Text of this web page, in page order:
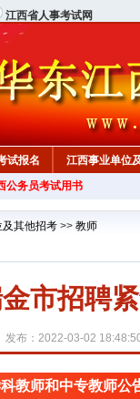
江西省人事考试网
试报名 江西事业单位
公务员考试用书
其他招考 >> 教师
市招聘
发布：2022-03-02
教师和中专教师公